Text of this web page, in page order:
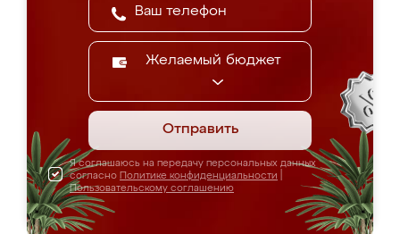
Желаемый бюджет
Отправить
Я соглашаюсь на передачу персональных данных
согласно Политике конфиденциальности
Пользовательскому соглашению